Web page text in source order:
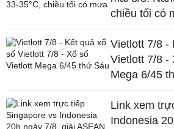
chiều tối có
Vietlott 7/8 -
Vietlott 7/8 -
Mega 6/45
Link xem
Indonesia